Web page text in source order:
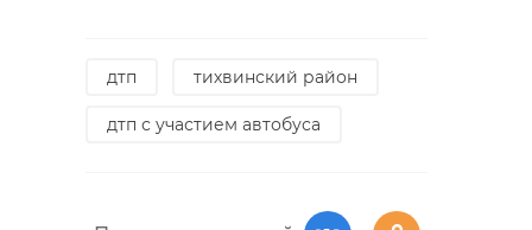
дтп тихвинский район
дтп с участием автобуса